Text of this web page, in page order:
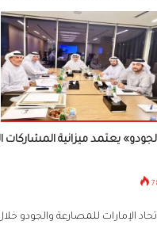
يعتمد ميزانية المشاركات
الإمارات للمصارعة والجودو